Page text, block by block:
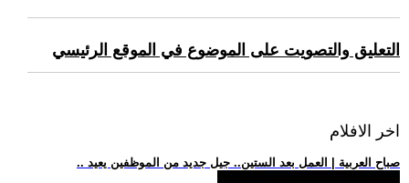
التعليق والتصويت على الموضوع في الموقع الرئيسي
اخر الافلام
.. صباح العربية | العمل بعد الستين.. جيل جديد من الموظفين يعيد